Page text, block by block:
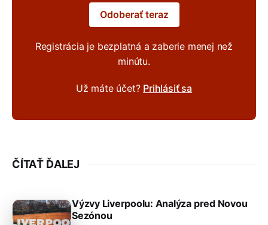
Odoberať teraz
Registrácia je bezplatná a zaberie menej než
minútu.
Už máte účet? Prihlásiť sa
ČÍTAŤ ĎALEJ
Výzvy Liverpoolu: Analýza pred Novou
Sezónou